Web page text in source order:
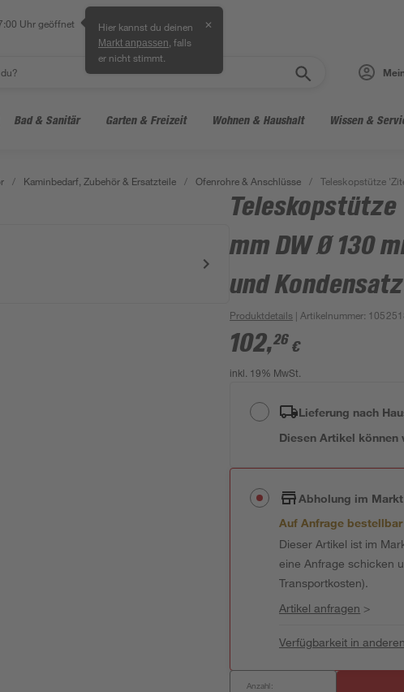
Uhr geöffnet Hier kannst du deinen
Markt anpassen , falls
er nicht stimmt.
✕
Bad & Sanitär Garten & Freizeit Wohnen & Haushalt Wissen &
/ Kaminbedarf, Zubehör & Ersatzteile / Ofenrohre & Anschlüsse / Teleskopstütze
mm DW Ø 130
und
Produktdetails | Artikelnummer:
102,26 €
inkl. 19% MwSt.
Lieferung nach
Diesen Artikel
Abholung im Markt
Auf Anfrage bestellbar
Dieser Artikel ist im
eine Anfrage schicken
Transportkosten).
Artikel anfragen >
Verfügbarkeit in
Anzahl: